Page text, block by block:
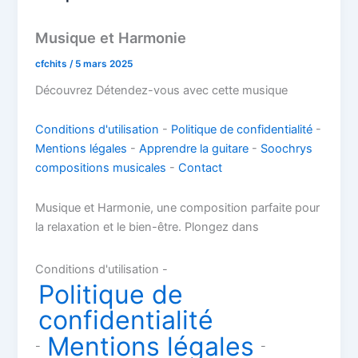
Musique et Harmonie
cfchits / 5 mars 2025
Découvrez Détendez-vous avec cette musique
Conditions d'utilisation - Politique de confidentialité -
Mentions légales -Apprendre la guitare - Soochrys
compositions musicales -Contact
Musique et Harmonie, une composition parfaite pour
la relaxation et le bien-être. Plongez dans
Conditions d'utilisation -
Politique de
confidentialité
- Mentions légales -